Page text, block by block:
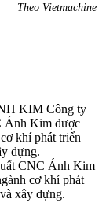
Theo Vietmachine
KIM Công ty
Ánh Kim được
khí phát triển
dựng.
CNC Ánh Kim
cơ khí phát
xây dựng.